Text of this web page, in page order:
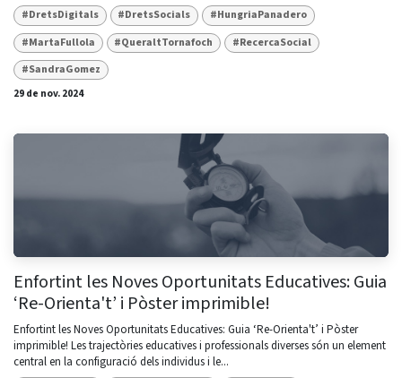
#DretsDigitals #DretsSocials
#HungriaPanadero
#MartaFullola
#QueraltTornafoch
#RecercaSocial
#SandraGomez
29 de nov. 2024
Enfortint les Noves Oportunitats Educatives: Guia
‘Re-Orienta't’ i Pòster imprimible!
Enfortint les Noves Oportunitats Educatives: Guia ‘Re-Orienta't’ i Pòster
imprimible! Les trajectòries educatives i professionals diverses són un element
central en la configuració dels individus i le...